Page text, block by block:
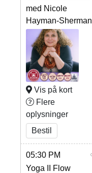
med Nicole
Hayman-Sherman
Vis på kort
Flere
oplysninger
Bestil
05:30 PM
Yoga II Flow